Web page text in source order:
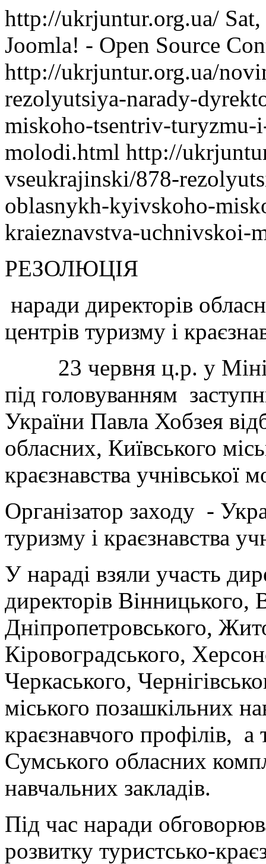
http://ukrjuntur.org.ua/
Joomla! - Open Source
http://ukrjuntur.org.ua/
rezolyutsiya-narady-
miskoho-tsentriv-
molodi.html http://
vseukrajinski/878-
oblasnykh-kyivskoho-
kraieznavstva-uchnivskoi-
РЕЗОЛЮЦІЯ
наради директорів
центрів туризму і
23 червня ц.р. у
під головуванням
України Павла Хобзея
обласних, Київського
краєзнавства учнівської
Організатор заходу -
туризму і краєзнавства
У нараді взяли участь
директорів Вінницького,
Дніпропетровського,
Кіровоградського,
Черкаського,
міського позашкільних
краєзнавчого профілів, а
Сумського обласних
навчальних закладів.
Під час наради
розвитку туристсько-